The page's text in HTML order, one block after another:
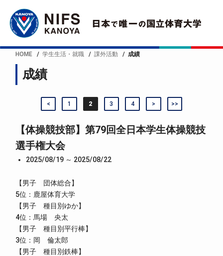
HOME 学生生活・就職 課外活動 成績
成績
< 1 2 3 4 > >>
【体操競技部】第79回全日本学生体操競技
選手権大会
2025/08/19 ～ 2025/08/22
【男子 団体総合】
5位：鹿屋体育大学
【男子 種目別ゆか】
4位：馬場 央太
【男子 種目別平行棒】
3位：岡 倫太郎
【男子 種目別鉄棒】